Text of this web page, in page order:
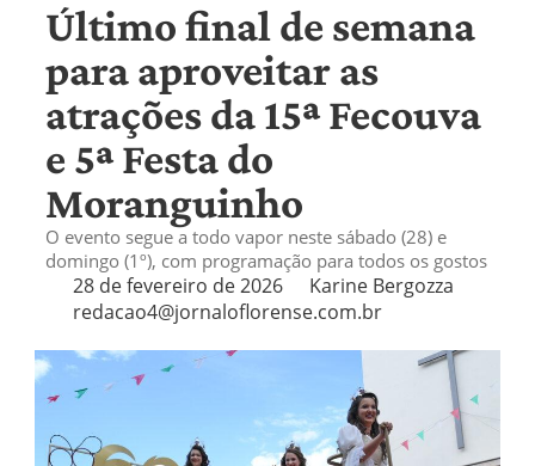
Último final de semana
para aproveitar as
atrações da 15ª Fecouva
e 5ª Festa do
Moranguinho
O evento segue a todo vapor neste sábado (28) e
domingo (1º), com programação para todos os gostos
28 de fevereiro de 2026
Karine Bergozza
redacao4@jornaloflorense.com.br